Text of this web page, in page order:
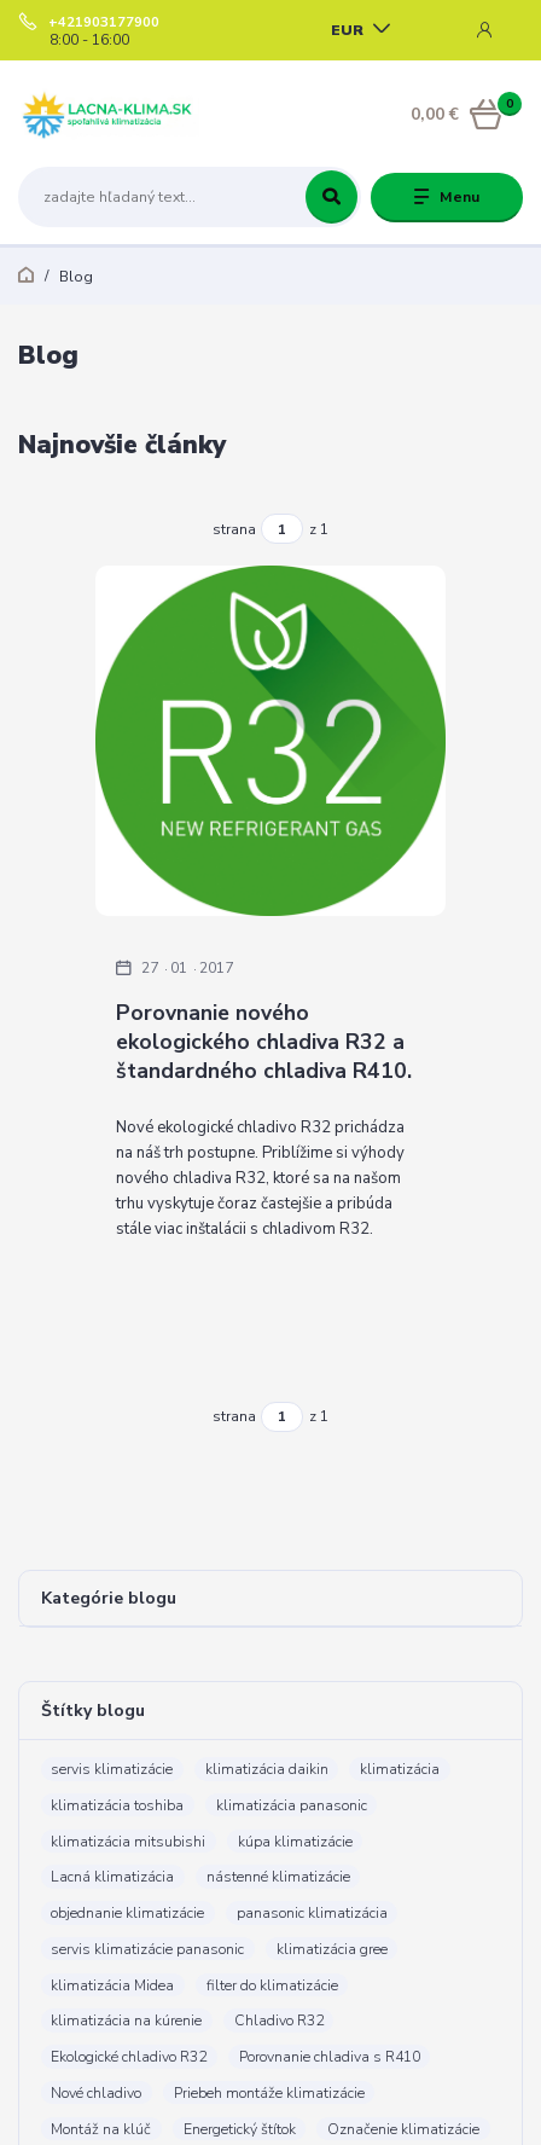
Menu
EUR
+421903177900
8:00 - 16:00
0
0,00 €
Blog
Kategórie blogu
Štítky blogu
servis klimatizácie klimatizácia daikin
klimatizácia
klimatizácia toshiba
klimatizácia panasonic
klimatizácia mitsubishi
kúpa klimatizácie
Lacná klimatizácia
nástenné klimatizácie
objednanie klimatizácie
panasonic klimatizácia
servis klimatizácie panasonic
klimatizácia gree
klimatizácia Midea
filter do klimatizácie
klimatizácia na kúrenie
Chladivo R32
Ekologické chladivo R32
Porovnanie chladiva s R410
Nové chladivo
Priebeh montáže klimatizácie
Montáž na klúč
Energetický štítok
Označenie klimatizácie
Blog
Najnovšie články
strana z 1
Porovnanie nového
ekologického chladiva R32 a
štandardného chladiva R410.
27 01 2017
Nové ekologické chladivo R32 prichádza
na náš trh postupne. Priblížime si výhody
nového chladiva R32, ktoré sa na našom
trhu vyskytuje čoraz častejšie a pribúda
stále viac inštalácii s chladivom R32.
strana z 1